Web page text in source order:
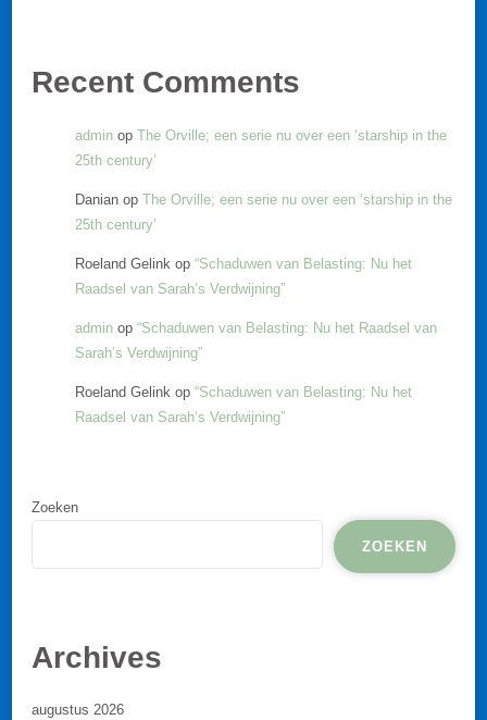
Recent Comments
admin op The Orville; een serie nu over een ‘starship in the
25th century’
Danian op The Orville; een serie nu over een ‘starship in the
25th century’
Roeland Gelink op “Schaduwen van Belasting: Nu het
Raadsel van Sarah’s Verdwijning”
admin op “Schaduwen van Belasting: Nu het Raadsel van
Sarah’s Verdwijning”
Roeland Gelink op “Schaduwen van Belasting: Nu het
Raadsel van Sarah’s Verdwijning”
Zoeken
ZOEKEN
Archives
augustus 2026